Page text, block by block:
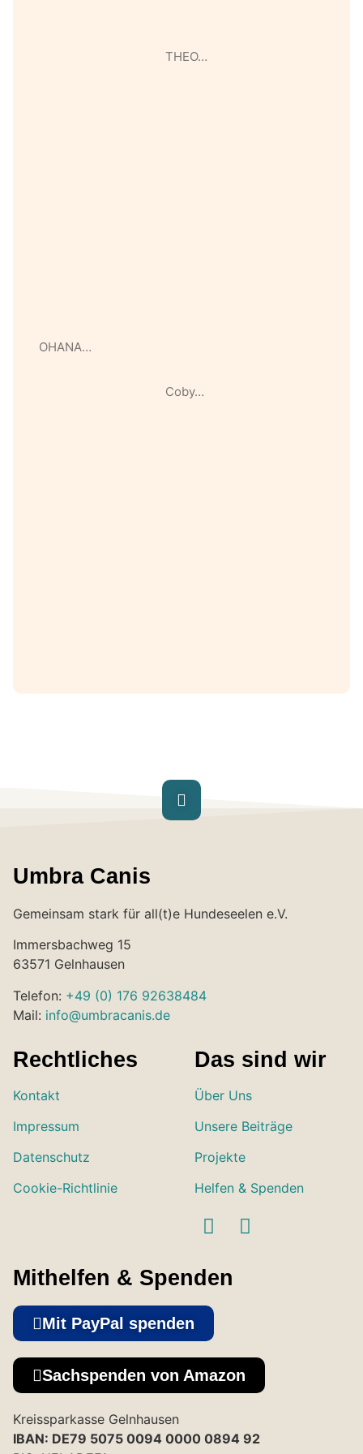
THEO…
OHANA…
Coby…
Umbra Canis
Gemeinsam stark für all(t)e Hundeseelen e.V.
Immersbachweg 15
63571 Gelnhausen
Telefon: +49 (0) 176 92638484
Mail: info@umbracanis.de
Rechtliches
Kontakt
Impressum
Datenschutz
Cookie-Richtlinie
Das sind wir
Über Uns
Unsere Beiträge
Projekte
Helfen & Spenden
Mithelfen & Spenden
Mit PayPal spenden
Sachspenden von Amazon
Kreissparkasse Gelnhausen
IBAN: DE79 5075 0094 0000 0894 92